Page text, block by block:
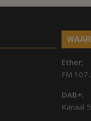
Ether;
FM
DAB+:
Kanaal